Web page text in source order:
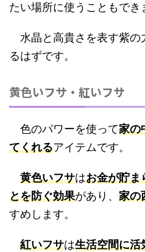
たい場所に使うこともでき
水晶と高貴さを表す紫の
るはずです。
黄色いフサ・紅いフサ
色のパワーを使って家の
てくれるアイテムです。
黄色いフサはお金が貯ま
とを防ぐ効果があり、 家の
すめします。
紅いフサは生活空間に活